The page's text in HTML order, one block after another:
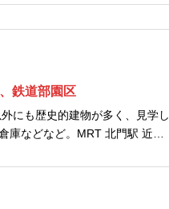
鉄道部園区
にも歴史的建物が多く、見学し
庫などなど。MRT 北門駅 近辺